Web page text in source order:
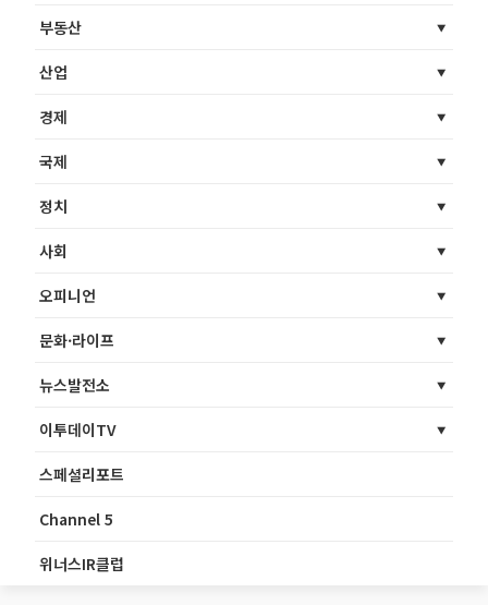
부동산
산업
경제
국제
정치
사회
오피니언
문화·라이프
뉴스발전소
이투데이TV
스페셜리포트
Channel 5
위너스IR클럽